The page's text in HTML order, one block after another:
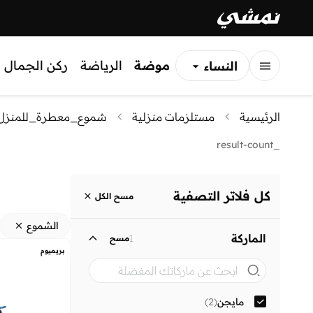
النساء
موضة الرياضة ركن الجمال
الرئيسية مستلزمات منزلية
كل فلاتر التصفية مسح الكل
الماركة 1مسح
مايجن(
2
)
الشموع
بريميوم